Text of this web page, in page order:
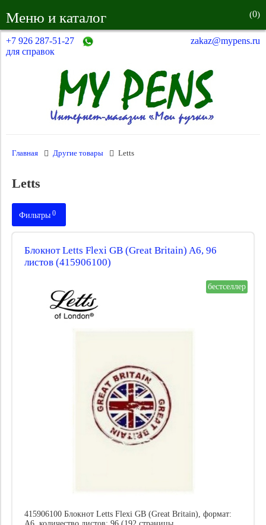
Меню и каталог (0)
+7 926 287-51-27
для справок
zakaz@mypens.ru
Главная Другие товары Letts
Letts
Фильтры 0
Блокнот Letts Flexi GB (Great Britain) A6, 96
листов (415906100)
бестселлер
415906100 Блокнот Letts Flexi GB (Great Britain), формат: